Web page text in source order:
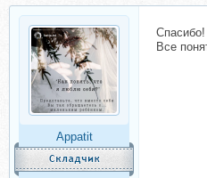
Appatit
Спасибо!
Все